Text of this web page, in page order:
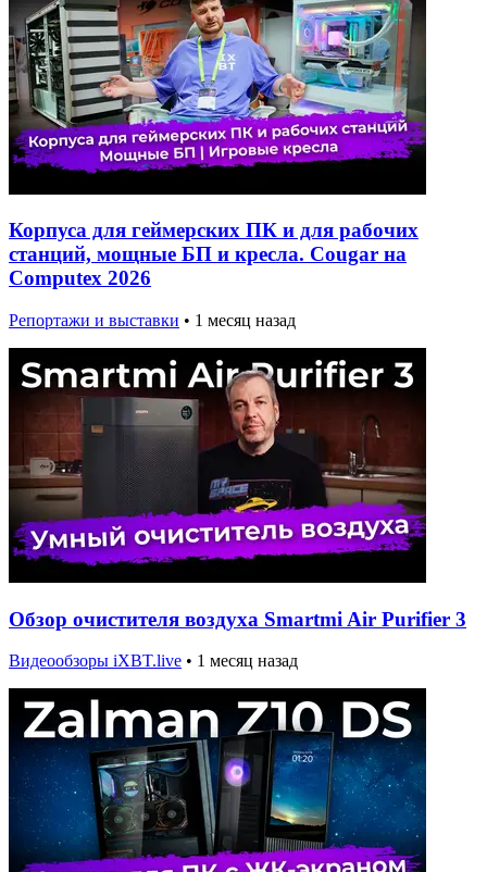
Корпуса для геймерских ПК и для рабочих
станций, мощные БП и кресла. Cougar на
Computex 2026
Репортажи и выставки • 1 месяц назад
Обзор очистителя воздуха Smartmi Air Purifier 3
Видеообзоры iXBT.live • 1 месяц назад